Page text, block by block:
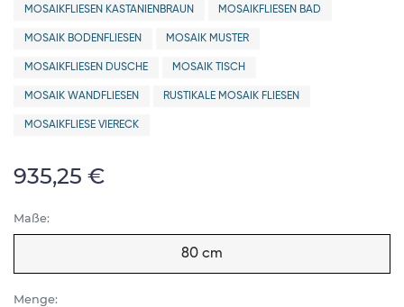
MOSAIKFLIESEN KASTANIENBRAUN MOSAIKFLIESEN BAD
MOSAIK BODENFLIESEN MOSAIK MUSTER
MOSAIKFLIESEN DUSCHE MOSAIK TISCH
MOSAIK WANDFLIESEN RUSTIKALE MOSAIK FLIESEN
MOSAIKFLIESE VIERECK
935,25 €
Maße:
80 cm
Menge: